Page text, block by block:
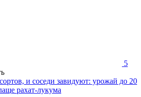
5
и соседи завидуют: урожай до 20
рахат-лукума